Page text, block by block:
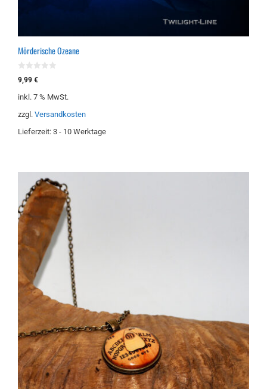
Mörderische Ozeane
0
v
n
9,99 €
inkl. 7 % MwSt.
zzgl. Versandkosten
Lieferzeit: 3 - 10 Werktage